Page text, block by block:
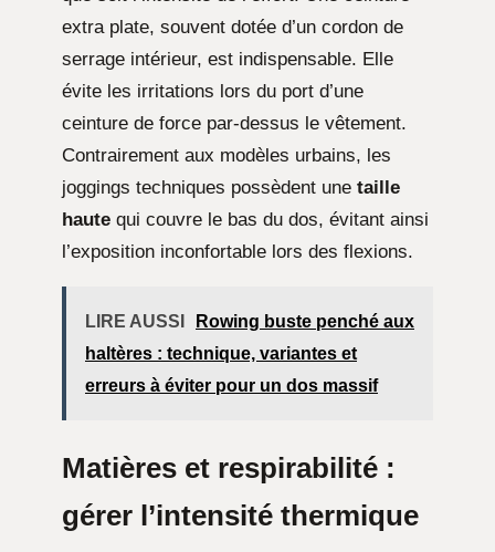
extra plate, souvent dotée d’un cordon de
serrage intérieur, est indispensable. Elle
évite les irritations lors du port d’une
ceinture de force par-dessus le vêtement.
Contrairement aux modèles urbains, les
joggings techniques possèdent une taille
haute qui couvre le bas du dos, évitant ainsi
l’exposition inconfortable lors des flexions.
LIRE AUSSI
Rowing buste penché aux
haltères : technique, variantes et
erreurs à éviter pour un dos massif
Matières et respirabilité :
gérer l’intensité thermique